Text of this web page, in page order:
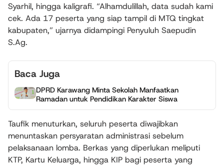
Syarhil, hingga kaligrafi. “Alhamdulillah, data sudah kami
cek. Ada 17 peserta yang siap tampil di MTQ tingkat
kabupaten,” ujarnya didampingi Penyuluh Saepudin
S.Ag.
Baca Juga
DPRD Karawang Minta Sekolah Manfaatkan
Ramadan untuk Pendidikan Karakter Siswa
Taufik menuturkan, seluruh peserta diwajibkan
menuntaskan persyaratan administrasi sebelum
pelaksanaan lomba. Berkas yang diperlukan meliputi
KTP, Kartu Keluarga, hingga KIP bagi peserta yang